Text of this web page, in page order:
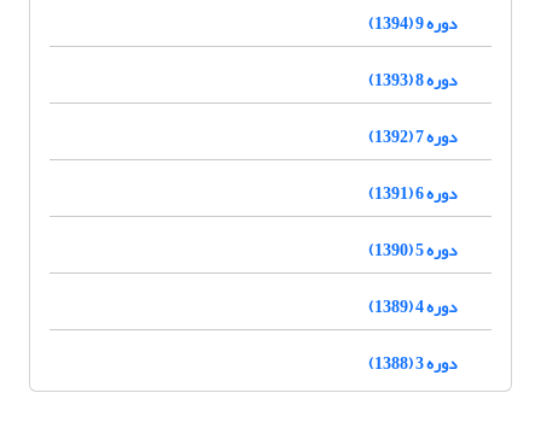
دوره 9 (1394)
دوره 8 (1393)
دوره 7 (1392)
دوره 6 (1391)
دوره 5 (1390)
دوره 4 (1389)
دوره 3 (1388)